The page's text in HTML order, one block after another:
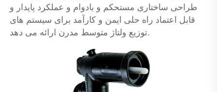
طراحی ساختاری مستحکم و بادوام و عملکرد پایدار و
قابل اعتماد راه حلی ایمن و کارآمد برای سیستم های
توزیع ولتاژ متوسط ​​مدرن ارائه می دهد.